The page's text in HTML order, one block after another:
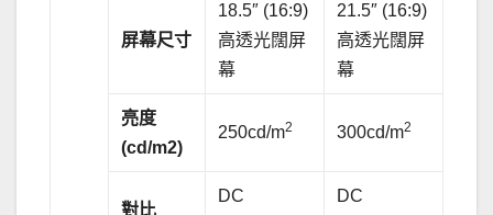
屏幕尺寸
18.5″ (16:9)
高透光闊屏
幕
21.5″ (16:9)
高透光闊屏
幕
亮度
(cd/m2)
250cd/m2 300cd/m2
對比
DC
DC